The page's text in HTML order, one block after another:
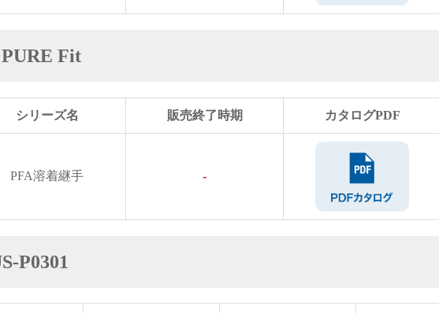
Fit
シリーズ名 販売終了時期 カタログPDF
PFA溶着継手 -
P0301